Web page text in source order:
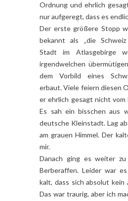
Ordnung und ehrlich
nur aufgeregt, dass es
Der erste größere Stopp
bekannt als „die Schweiz
Stadt im Atlasgebirge
irgendwelchen
dem Vorbild eines
erbaut. Viele feiern diesen
er ehrlich gesagt nicht vom
Es sah ein bisschen aus
deutsche Kleinstadt. Lag
am grauen Himmel. Der
mir.
Danach ging es weiter
Berberaffen. Leider war
kalt, dass sich absolut kein
Das war traurig, aber ich